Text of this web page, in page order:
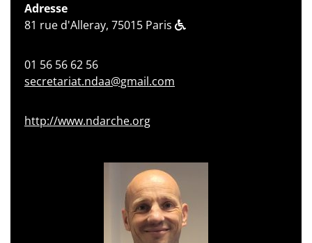
Adresse
81 rue d'Alleray, 75015 Paris
01 56 56 62 56
secretariat.ndaa@gmail.com
http://www.ndarche.org